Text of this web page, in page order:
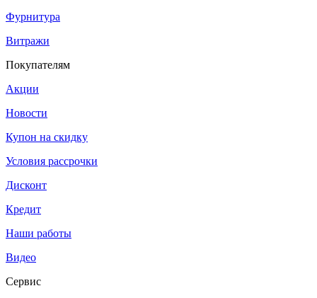
Фурнитура
Витражи
Покупателям
Акции
Новости
Купон на скидку
Условия рассрочки
Дисконт
Кредит
Наши работы
Видео
Сервис